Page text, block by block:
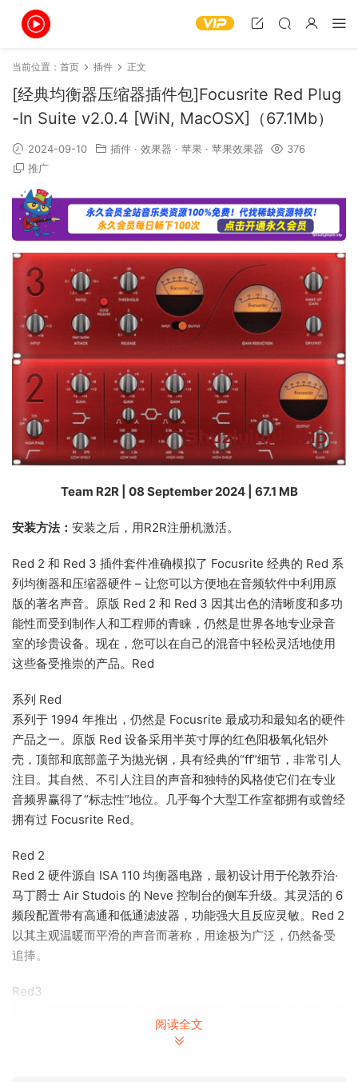
当前位置： 首页 插件 正文
[经典均衡器压缩器插件包]Focusrite Red Plug
-In Suite v2.0.4 [WiN, MacOSX]（67.1Mb）
2024-09-10 插件 · 效果器 · 苹果 · 苹果效果器
376
推广
Team R2R | 08 September 2024 | 67.1 MB
安装方法： 安装之后，用R2R注册机激活。
Red 2 和 Red 3 插件套件准确模拟了 Focusrite 经典的 Red 系
列均衡器和压缩器硬件 – 让您可以方便地在音频软件中利用原
版的著名声音。原版 Red 2 和 Red 3 因其出色的清晰度和多功
能性而受到制作人和工程师的青睐，仍然是世界各地专业录音
室的珍贵设备。现在，您可以在自己的混音中轻松灵活地使用
这些备受推崇的产品。Red
系列 Red
系列于 1994 年推出，仍然是 Focusrite 最成功和最知名的硬件
产品之一。原版 Red 设备采用半英寸厚的红色阳极氧化铝外
壳，顶部和底部盖子为抛光钢，具有经典的“ff”细节，非常引人
注目。其自然、不引人注目的声音和独特的风格使它们在专业
音频界赢得了“标志性”地位。几乎每个大型工作室都拥有或曾经
拥有过 Focusrite Red。
Red 2
Red 2 硬件源自 ISA 110 均衡器电路，最初设计用于伦敦乔治·
马丁爵士 Air Studois 的 Neve 控制台的侧车升级。其灵活的 6
频段配置带有高通和低通滤波器，功能强大且反应灵敏。Red 2
以其主观温暖而平滑的声音而著称，用途极为广泛，仍然备受
追捧。
Red3
于创新的专有 VCA 设计，该设计为 Focusrite 赢得了 TEC 信
阅读全文